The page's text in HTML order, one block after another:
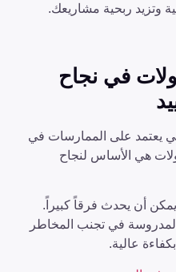
وتزيد ربحية مشاريعك.
في نجاح
يعتمد على الممارسات في
هي الأساس لنجاح
أن يحدث فرقاً كبيراً.
في تجنب المخاطر
عالية.